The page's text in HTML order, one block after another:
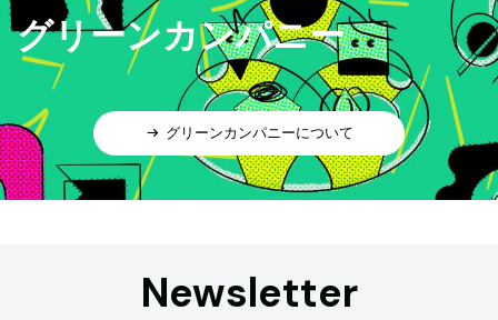
グリーンカンパニー
グリーンカンパニーについて
Newsletter